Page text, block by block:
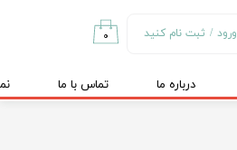
ورود / ثبت نام کنید
تغییر گذر واژه
۰
درباره ما تماس با ما